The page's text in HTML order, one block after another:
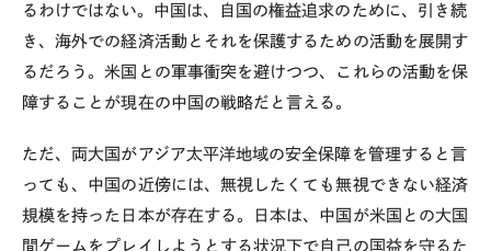
るわけではない。中国は、自国の権益追求のために、引き続
き、海外での経済活動とそれを保護するための活動を展開す
るだろう。米国との軍事衝突を避けつつ、これらの活動を保
障することが現在の中国の戦略だと言える。
ただ、両大国がアジア太平洋地域の安全保障を管理すると言
っても、中国の近傍には、無視したくても無視できない経済
規模を持った日本が存在する。日本は、中国が米国との大国
間ゲームをプレイしようとする状況下で自己の国益を守るた